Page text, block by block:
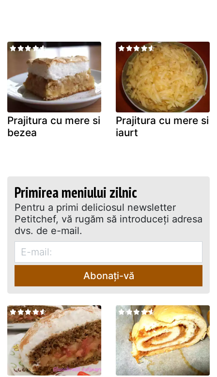
Prajitura cu mere si
bezea
Prajitura cu mere si
iaurt
Primirea meniului zilnic
Pentru a primi deliciosul newsletter
Petitchef, vă rugăm să introduceţi adresa
dvs. de e-mail.
Abonați-vă